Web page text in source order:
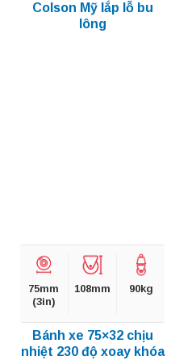
Colson Mỹ lắp lỗ bu
lông
75mm
(3in)
108mm 90kg
Bánh xe 75×32 chịu
nhiệt 230 độ xoay khóa